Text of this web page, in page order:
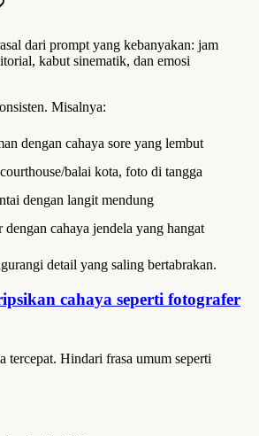
dari prompt yang kebanyakan: jam
kabut sinematik, dan emosi
Misalnya:
dengan cahaya sore yang lembut
balai kota, foto di tangga
dengan langit mendung
dengan cahaya jendela yang hangat
detail yang saling bertabrakan.
cahaya seperti fotografer
tercepat. Hindari frasa umum seperti